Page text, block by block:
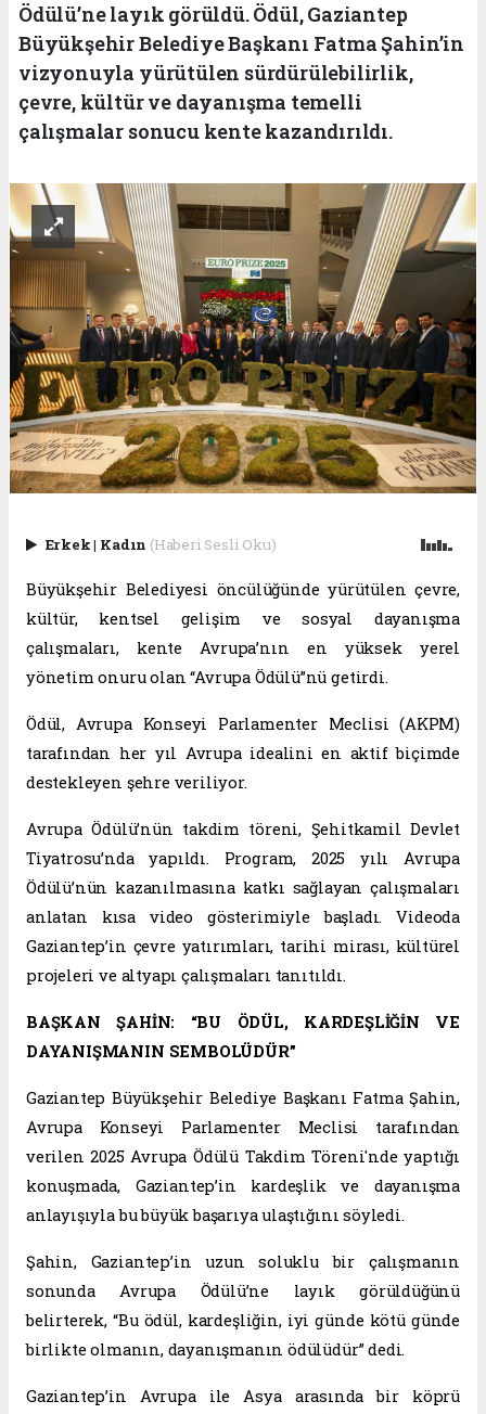
Ödülü’ne layık görüldü. Ödül, Gaziantep
Büyükşehir Belediye Başkanı Fatma Şahin’in
vizyonuyla yürütülen sürdürülebilirlik,
çevre, kültür ve dayanışma temelli
çalışmalar sonucu kente kazandırıldı.
Erkek| Kadın (Haberi Sesli Oku)
Büyükşehir Belediyesi öncülüğünde yürütülen çevre,
kültür, kentsel gelişim ve sosyal dayanışma
çalışmaları, kente Avrupa’nın en yüksek yerel
yönetim onuru olan “Avrupa Ödülü”nü getirdi.
Ödül, Avrupa Konseyi Parlamenter Meclisi (AKPM)
tarafından her yıl Avrupa idealini en aktif biçimde
destekleyen şehre veriliyor.
Avrupa Ödülü’nün takdim töreni, Şehitkamil Devlet
Tiyatrosu’nda yapıldı. Program, 2025 yılı Avrupa
Ödülü’nün kazanılmasına katkı sağlayan çalışmaları
anlatan kısa video gösterimiyle başladı. Videoda
Gaziantep’in çevre yatırımları, tarihi mirası, kültürel
projeleri ve altyapı çalışmaları tanıtıldı.
BAŞKAN ŞAHİN: “BU ÖDÜL, KARDEŞLİĞİN VE
DAYANIŞMANIN SEMBOLÜDÜR”
Gaziantep Büyükşehir Belediye Başkanı Fatma Şahin,
Avrupa Konseyi Parlamenter Meclisi tarafından
verilen 2025 Avrupa Ödülü Takdim Töreni'nde yaptığı
konuşmada, Gaziantep’in kardeşlik ve dayanışma
anlayışıyla bu büyük başarıya ulaştığını söyledi.
Şahin, Gaziantep’in uzun soluklu bir çalışmanın
sonunda Avrupa Ödülü’ne layık görüldüğünü
belirterek, “Bu ödül, kardeşliğin, iyi günde kötü günde
birlikte olmanın, dayanışmanın ödülüdür” dedi.
Gaziantep’in Avrupa ile Asya arasında bir köprü